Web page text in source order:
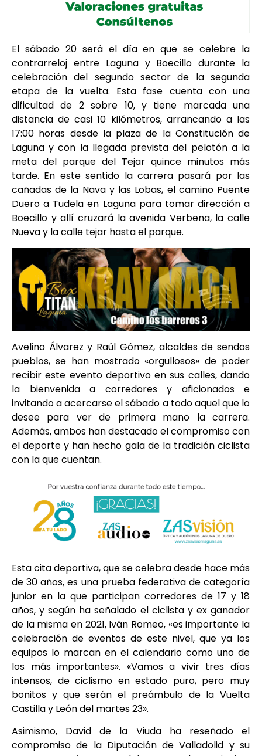
El sábado 20 será el día en que se celebre la
contrarreloj entre Laguna y Boecillo durante la
celebración del segundo sector de la segunda
etapa de la vuelta. Esta fase cuenta con una
dificultad de 2 sobre 10, y tiene marcada una
distancia de casi 10 kilómetros, arrancando a las
17:00 horas desde la plaza de la Constitución de
Laguna y con la llegada prevista del pelotón a la
meta del parque del Tejar quince minutos más
tarde. En este sentido la carrera pasará por las
cañadas de la Nava y las Lobas, el camino Puente
Duero a Tudela en Laguna para tomar dirección a
Boecillo y allí cruzará la avenida Verbena, la calle
Nueva y la calle tejar hasta el parque.
Avelino Álvarez y Raúl Gómez, alcaldes de sendos
pueblos, se han mostrado «orgullosos» de poder
recibir este evento deportivo en sus calles, dando
la bienvenida a corredores y aficionados e
invitando a acercarse el sábado a todo aquel que lo
desee para ver de primera mano la carrera.
Además, ambos han destacado el compromiso con
el deporte y han hecho gala de la tradición ciclista
con la que cuentan.
Esta cita deportiva, que se celebra desde hace más
de 30 años, es una prueba federativa de categoría
junior en la que participan corredores de 17 y 18
años, y según ha señalado el ciclista y ex ganador
de la misma en 2021, Iván Romeo, «es importante la
celebración de eventos de este nivel, que ya los
equipos lo marcan en el calendario como uno de
los más importantes». «Vamos a vivir tres días
intensos, de ciclismo en estado puro, pero muy
bonitos y que serán el preámbulo de la Vuelta
Castilla y León del martes 23».
Asimismo, David de la Viuda ha reseñado el
compromiso de la Diputación de Valladolid y su